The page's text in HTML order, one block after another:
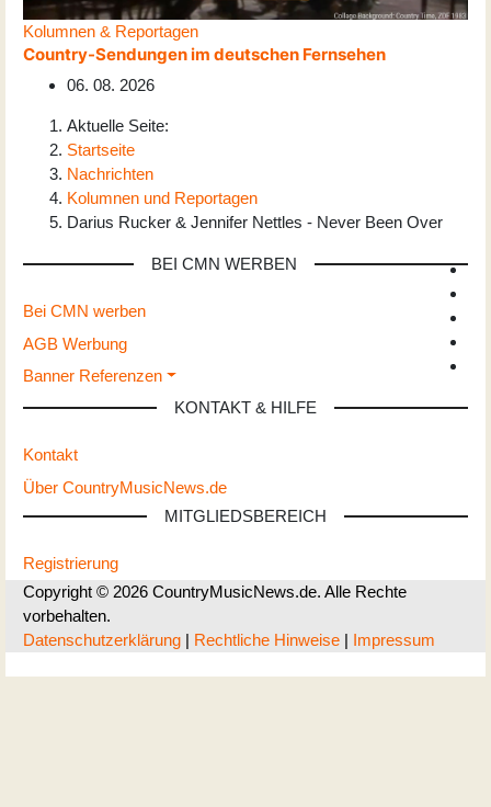
Kolumnen & Reportagen
Country-Sendungen im deutschen Fernsehen
06. 08. 2026
Aktuelle Seite:
Startseite
Nachrichten
Kolumnen und Reportagen
Darius Rucker & Jennifer Nettles - Never Been Over
BEI CMN WERBEN
Bei CMN werben
AGB Werbung
Banner Referenzen
KONTAKT & HILFE
Kontakt
Über CountryMusicNews.de
MITGLIEDSBEREICH
Registrierung
Copyright © 2026 CountryMusicNews.de. Alle Rechte
vorbehalten.
Datenschutzerklärung | Rechtliche Hinweise | Impressum